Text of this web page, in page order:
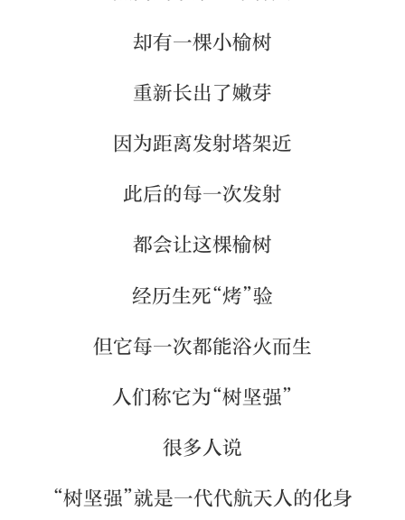
却有一棵小榆树
重新长出了嫩芽
因为距离发射塔架近
此后的每一次发射
都会让这棵榆树
经历生死“烤”验
但它每一次都能浴火而生
人们称它为“树坚强”
很多人说
“树坚强”就是一代代航天人的化身